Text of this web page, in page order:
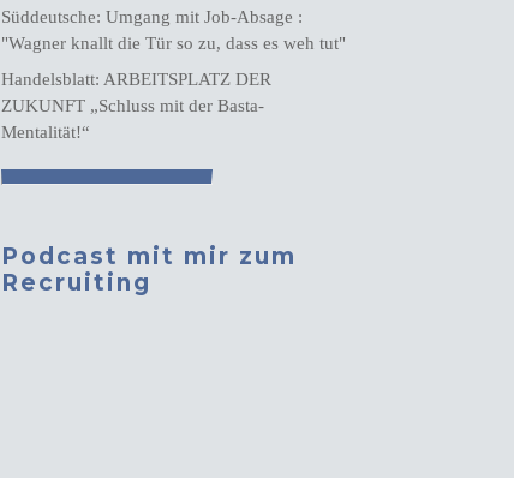
Süddeutsche: Umgang mit Job-Absage :
"Wagner knallt die Tür so zu, dass es weh tut"
Handelsblatt: ARBEITSPLATZ DER
ZUKUNFT „Schluss mit der Basta-
Mentalität!“
Podcast mit mir zum
Recruiting